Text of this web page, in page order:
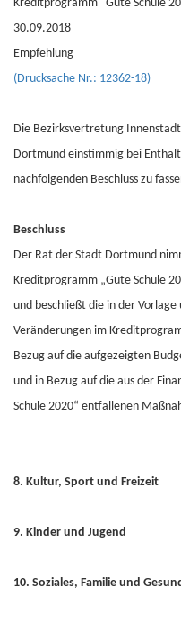
Kreditprogramm "Gute Schule
30.09.2018
Empfehlung
(Drucksache Nr.: 12362-18)
Die Bezirksvertretung
Dortmund einstimmig bei
nachfolgenden Beschluss zu
Beschluss
Der Rat der Stadt Dortmund
Kreditprogramm „Gute Schule
und beschließt die in der
Veränderungen im
Bezug auf die aufgezeigten
und in Bezug auf die aus der
Schule 2020“ entfallenen
8. Kultur, Sport und Freizeit
9. Kinder und Jugend
10. Soziales, Familie und